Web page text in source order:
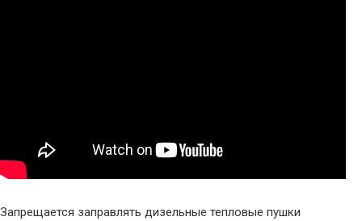
Запрещается заправлять дизельные тепловые пушки